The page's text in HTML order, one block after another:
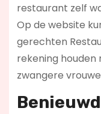
restaurant zelf
Op de website
gerechten
rekening
zwangere